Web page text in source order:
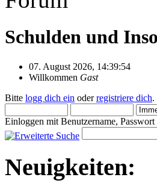
Schulden und
07. August 2026, 14:39:54
Willkommen Gast
Bitte logg dich ein oderregistriere dich.
Einloggen mit Benutzername,
Neuigkeiten: